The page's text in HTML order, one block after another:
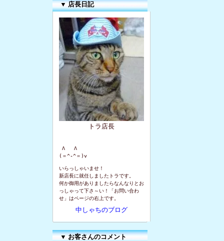
▼ 店長日記
トラ店長
Λ   Λ
(＝^-^＝)v
いらっしゃいませ！
新店長に就任しましたトラです。
何か御用がありましたらなんなりとお
っしゃって下さ～い！「お問い合わ
せ」はページの右上です。
中しゃちのブログ
▼お客さんのコメント